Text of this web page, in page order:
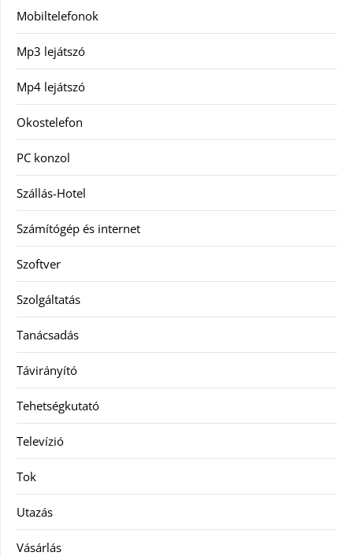
Mobiltelefonok
Mp3 lejátszó
Mp4 lejátszó
Okostelefon
PC konzol
Szállás-Hotel
Számítógép és internet
Szoftver
Szolgáltatás
Tanácsadás
Távirányító
Tehetségkutató
Televízió
Tok
Utazás
Vásárlás